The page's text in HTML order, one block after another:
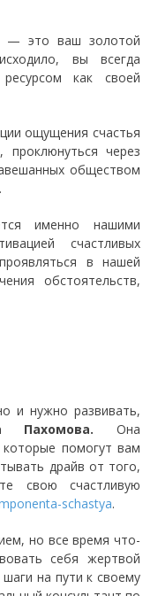
— это ваш золотой
вы всегда
как своей
ощущения счастья
через
обществом
именно нашими
счастливых
в нашей
обстоятельств,
и нужно развивать,
Пахомова. Она
которые помогут вам
драйв от того,
свою счастливую
schastya.
но все время что-
себя жертвой
на пути к своему